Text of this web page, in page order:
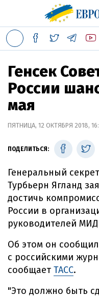
Генсек
России
мая
ПЯТНИЦА, 12 ОКТЯБРЯ 2018,
ПОДЕЛИТЬСЯ:
Генеральный
Турбьерн Ягланд
достичь
России в
руководителей МИД
Об этом он
с российскими
сообщает ТАСС.
"Это должно быть